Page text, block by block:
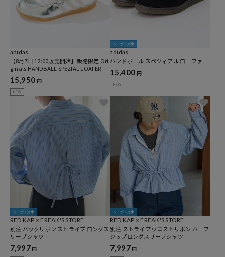
adidas
【8月7日 12:00販売開始】販路限定 Ori
ginals HANDBALL SPEZIAL LOAFER SH
OES [25~28cm]
15,950 円
NEW
クーポン対象
adidas
ハンドボール スペツィアル ローファー
15,400 円
NEW
クーポン対象
RED KAP × FREAK'S STORE
別注 バックリボン ストライプ ロングス
リーブシャツ
7,997円
クーポン対象
RED KAP × FREAK'S STORE
別注 ストライプ ウエストリボン ハーフ
ジップロングスリーブシャツ
7,997円